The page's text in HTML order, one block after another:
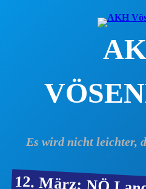
Es wird nicht leichter,